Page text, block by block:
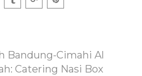
Bandung-Cimahi Al
Catering Nasi Box